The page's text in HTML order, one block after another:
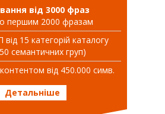
від 3000 фраз
першим 2000 фразам
15 категорій каталогу
семантичних груп)
від 450.000 симв.
Детальніше